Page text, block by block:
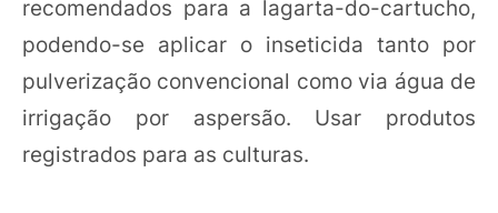
recomendados para a lagarta-do-cartucho,
podendo-se aplicar o inseticida tanto por
pulverização convencional como via água de
irrigação por aspersão. Usar produtos
registrados para as culturas.